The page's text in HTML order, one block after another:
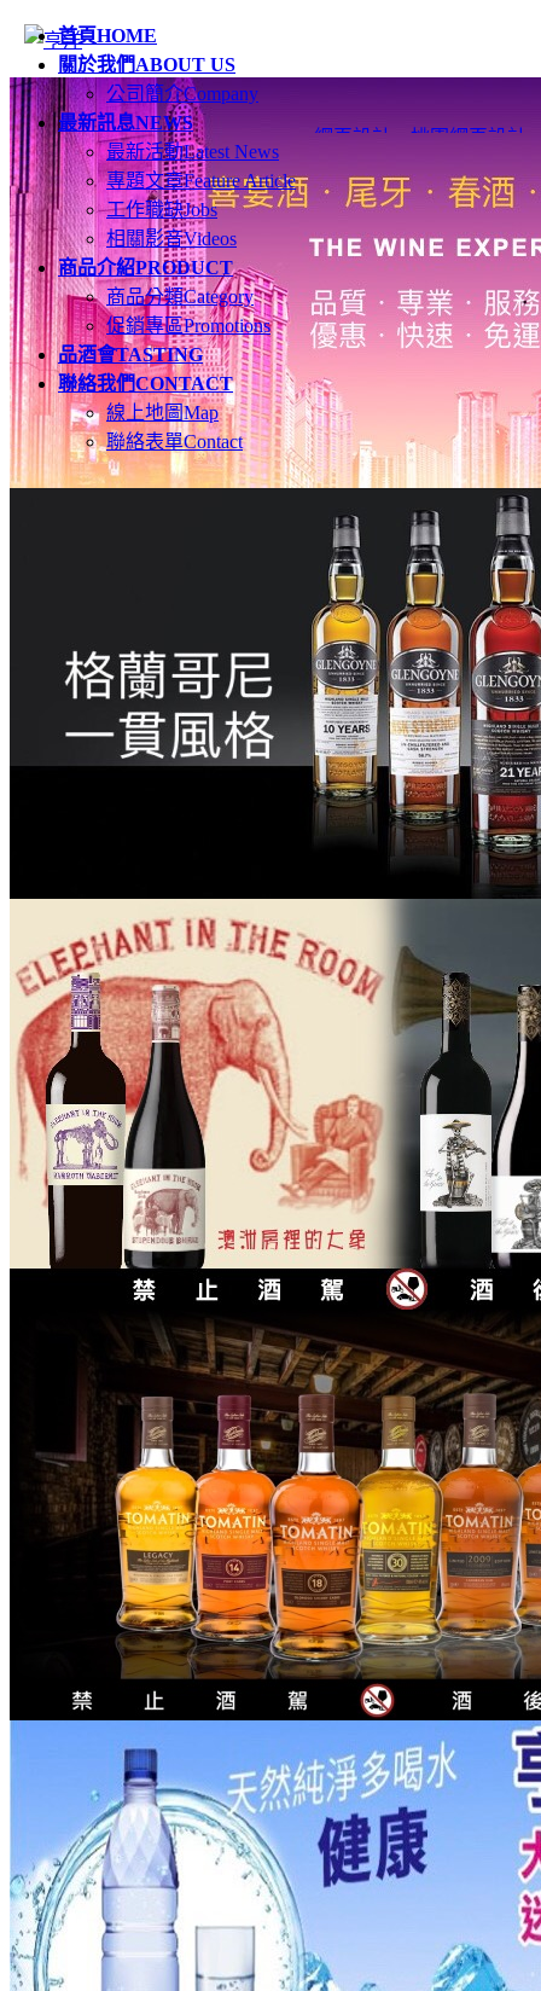
首頁HOME
關於我們ABOUT US
公司簡介Company
最新訊息NEWS
最新活動Latest News
專題文章Feature Article
工作職缺Jobs
相關影音Videos
商品介紹PRODUCT
商品分類Category
促銷專區Promotions
品酒會TASTING
聯絡我們CONTACT
線上地圖Map
聯絡表單Contact
網頁設計 桃園網頁設計